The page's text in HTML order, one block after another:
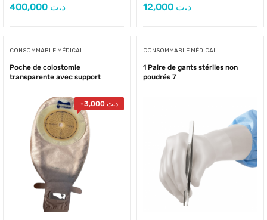
د.ت د.ت
CONSOMMABLE MÉDICAL
Poche de colostomie
transparente avec support
- د.ت
CONSOMMABLE MÉDICAL
1 Paire de gants stériles non
poudrés 7